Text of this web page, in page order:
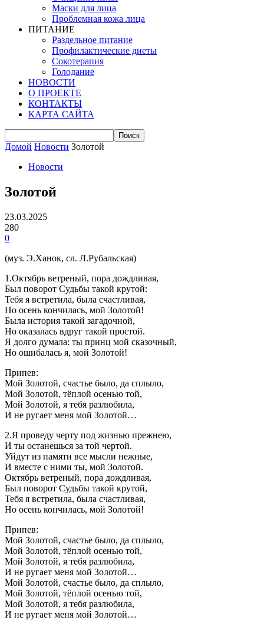
Маски для лица
Проблемная кожа лица
ПИТАНИЕ
Раздельное питание
Профилактические диеты
Сокотерапия
Голодание
НОВОСТИ
О ПРОЕКТЕ
КОНТАКТЫ
КАРТА САЙТА
Домой Новости Золотой
Новости
Золотой
23.03.2025
280
0
(муз. Э.Ханок, сл. Л.Рубальская)
1.Октябрь ветреный, пора дождливая,
Был поворот Судьбы такой крутой:
Тебя я встретила, была счастливая,
Но осень кончилась, мой Золотой!
Была история такой загадочной,
Но оказалась вдруг такой простой.
Я долго думала: ты принц мой сказочный,
Но ошибалась я, мой Золотой!
Припев:
Мой Золотой, счастье было, да сплыло,
Мой Золотой, тёплой осенью той,
Мой Золотой, я тебя разлюбила,
И не ругает меня мой Золотой…
2.Я проведу черту под жизнью прежнею,
И ты останешься за той чертой.
Уйдут из памяти все мысли нежные,
И вместе с ними ты, мой Золотой.
Октябрь ветреный, пора дождливая,
Был поворот Судьбы такой крутой,
Тебя я встретила, была счастливая,
Но осень кончилась, мой Золотой!
Припев:
Мой Золотой, счастье было, да сплыло,
Мой Золотой, тёплой осенью той,
Мой Золотой, я тебя разлюбила,
И не ругает меня мой Золотой…
Мой Золотой, счастье было, да сплыло,
Мой Золотой, тёплой осенью той,
Мой Золотой, я тебя разлюбила,
И не ругает меня мой Золотой…